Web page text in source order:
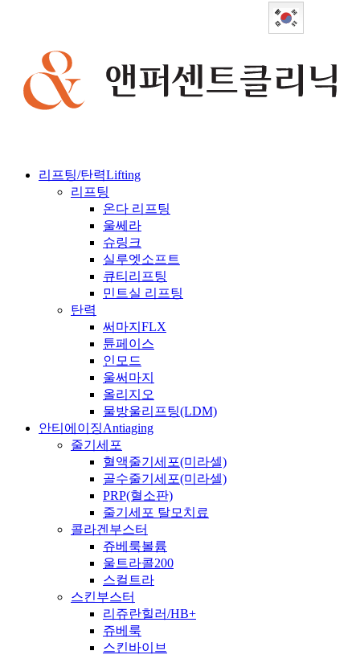
리프팅/탄력Lifting
리프팅
온다 리프팅
울쎄라
슈링크
실루엣소프트
큐티리프팅
민트실 리프팅
탄력
써마지FLX
튠페이스
인모드
울써마지
올리지오
물방울리프팅(LDM)
안티에이징Antiaging
줄기세포
혈액줄기세포(미라셀)
골수줄기세포(미라셀)
PRP(혈소판)
줄기세포 탈모치료
콜라겐부스터
쥬베룩볼륨
울트라콜200
스컬트라
스킨부스터
리쥬란힐러/HB+
쥬베룩
스킨바이브